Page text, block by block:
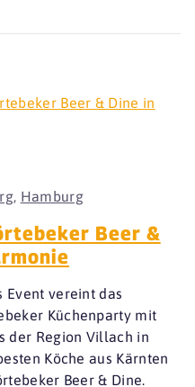
, Hamburg
Beer &
Event vereint das
Küchenparty mit
der Region Villach in
Köche aus Kärnten
Beer & Dine.